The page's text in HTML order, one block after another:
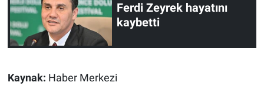
Ferdi Zeyrek hayatını
kaybetti
Kaynak: Haber Merkezi
Yerel Yaşam